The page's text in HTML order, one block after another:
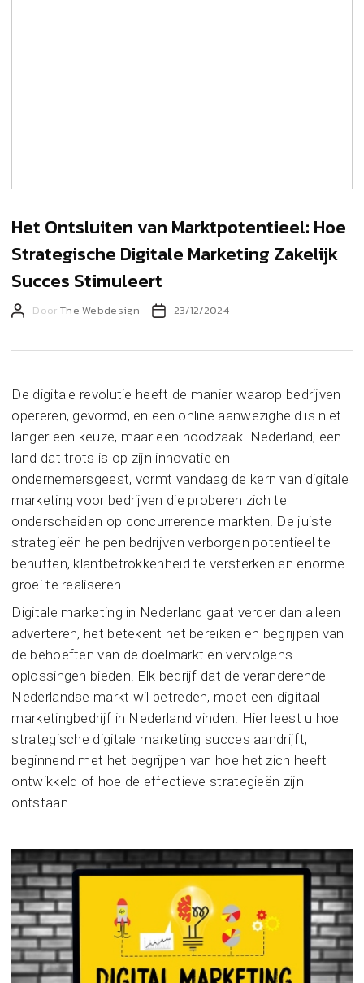
Het Ontsluiten van Marktpotentieel: Hoe
Strategische Digitale Marketing Zakelijk
Succes Stimuleert
Berichtauteur
Door The Webdesign Berichtdatum
23/12/2024
De digitale revolutie heeft de manier waarop bedrijven
opereren, gevormd, en een online aanwezigheid is niet
langer een keuze, maar een noodzaak. Nederland, een
land dat trots is op zijn innovatie en
ondernemersgeest, vormt vandaag de kern van digitale
marketing voor bedrijven die proberen zich te
onderscheiden op concurrerende markten. De juiste
strategieën helpen bedrijven verborgen potentieel te
benutten, klantbetrokkenheid te versterken en enorme
groei te realiseren.
Digitale marketing in Nederland gaat verder dan alleen
adverteren, het betekent het bereiken en begrijpen van
de behoeften van de doelmarkt en vervolgens
oplossingen bieden. Elk bedrijf dat de veranderende
Nederlandse markt wil betreden, moet een digitaal
marketingbedrijf in Nederland vinden. Hier leest u hoe
strategische digitale marketing succes aandrijft,
beginnend met het begrijpen van hoe het zich heeft
ontwikkeld of hoe de effectieve strategieën zijn
ontstaan.